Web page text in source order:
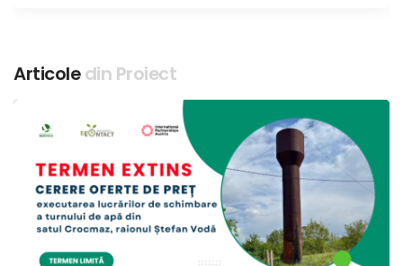
Articoledin Proiect